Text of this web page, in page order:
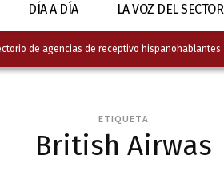
DÍA A DÍA LA VOZ DEL SECTOR
de agencias de receptivo hispanohablantes
ETIQUETA
British Airwas